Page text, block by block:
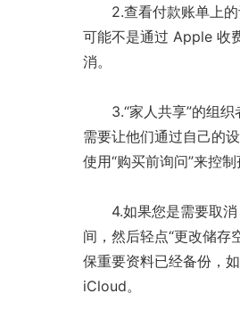
2.查看付款账单上
可能不是通过 Apple 收
消。
3.“家人共享”的组
需要让他们通过自己的
使用“购买前询问”来控制
4.如果您是需要取
间，然后轻点“更改储存
保重要资料已经备份，
iCloud。